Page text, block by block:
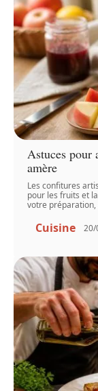
Astuces pour
amère
Les confitures
pour les fruits et
votre préparation,
Cuisine 20/